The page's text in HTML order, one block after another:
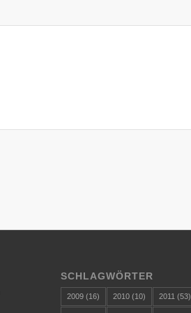
SCHLAGWÖRTER
2009 (16) 2010 (10) 2011 (53)